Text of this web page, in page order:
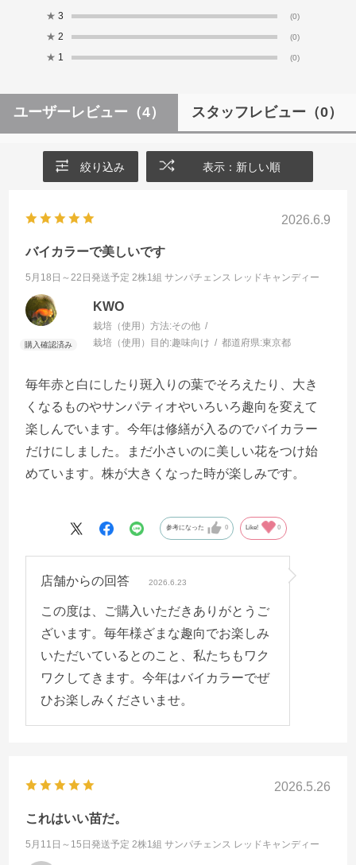
★ 3 (0)
★ 2 (0)
★ 1 (0)
ユーザーレビュー （4） スタッフレビュー （0）
絞り込み 表示：新しい順
2026.6.9
バイカラーで美しいです
5月18日～22日発送予定 2株1組 サンパチェンス レッドキャンディー
KWO
栽培（使用）方法:その他
栽培（使用）目的:趣味向け 都道府県:東京都
毎年赤と白にしたり斑入りの葉でそろえたり、大き
くなるものやサンパティオやいろいろ趣向を変えて
楽しんでいます。今年は修繕が入るのでバイカラー
だけにしました。まだ小さいのに美しい花をつけ始
めています。株が大きくなった時が楽しみです。
参考になった 0 Like! 0
店舗からの回答 2026.6.23
この度は、ご購入いただきありがとうご
ざいます。毎年様ざまな趣向でお楽しみ
いただいているとのこと、私たちもワク
ワクしてきます。今年はバイカラーでぜ
ひお楽しみくださいませ。
2026.5.26
これはいい苗だ。
5月11日～15日発送予定 2株1組 サンパチェンス レッドキャンディー